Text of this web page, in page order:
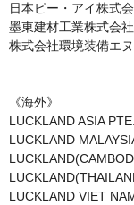
日本ピー・アイ株式
墨東建材工業株式会社
株式会社環境装備エ
《海外》
LUCKLAND ASIA
LUCKLAND
LUCKLAND VIET